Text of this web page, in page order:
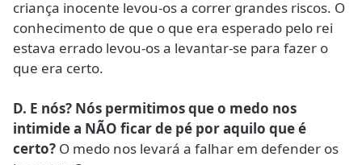
criança inocente levou-os a correr grandes riscos. O
conhecimento de que o que era esperado pelo rei
estava errado levou-os a levantar-se para fazer o
que era certo.
D. E nós? Nós permitimos que o medo nos
intimide a NÃO ficar de pé por aquilo que é
certo? O medo nos levará a falhar em defender os